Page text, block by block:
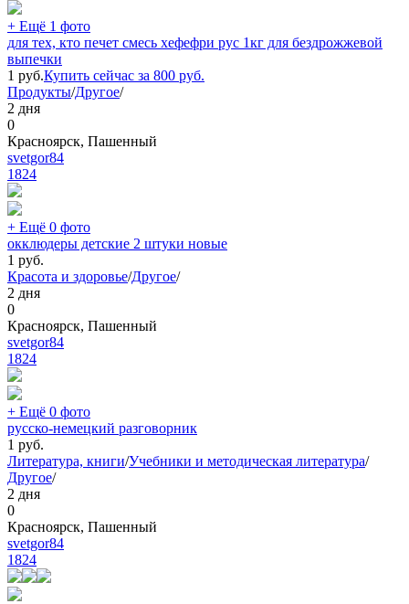
+ Ещё 1 фото
для тех, кто печет смесь хефефри рус 1кг для бездрожжевой
выпечки
1 руб.Купить сейчас за 800 руб.
Продукты/Другое/
2 дня
0
Красноярск, Пашенный
svetgor84
1824
+ Ещё 0 фото
окклюдеры детские 2 штуки новые
1 руб.
Красота и здоровье/Другое/
2 дня
0
Красноярск, Пашенный
svetgor84
1824
+ Ещё 0 фото
русско-немецкий разговорник
1 руб.
Литература, книги/Учебники и методическая литература/
Другое/
2 дня
0
Красноярск, Пашенный
svetgor84
1824